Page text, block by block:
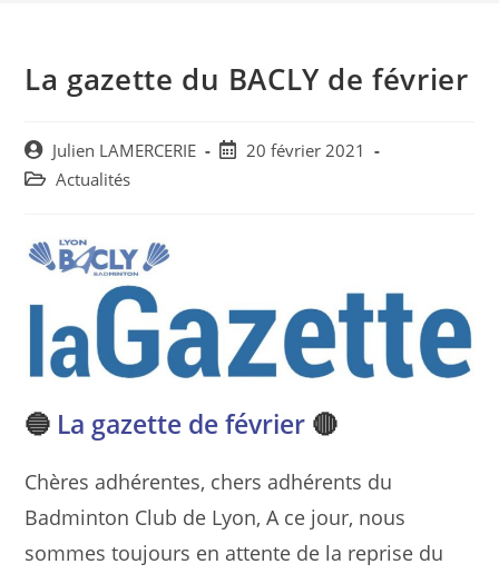
La gazette du BACLY de février
Post
author:
Julien LAMERCERIE
Post20 février 2021
Post Actualités
🔵 La gazette de février 🔴
Chères adhérentes, chers adhérents du
Badminton Club de Lyon, A ce jour, nous
sommes toujours en attente de la reprise du